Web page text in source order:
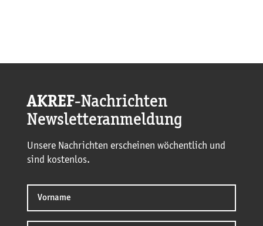
AKREF-Nachrichten
Newsletteranmeldung
Unsere Nachrichten erscheinen wöchentlich und
sind kostenlos.